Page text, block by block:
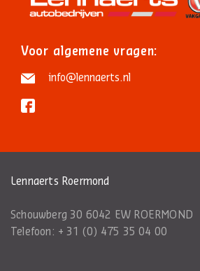
Voor algemene vragen:
info@lennaerts.nl
Lennaerts Roermond
Schouwberg 30 6042 EW ROERMOND
Telefoon: + 31 (0) 475 35 04 00